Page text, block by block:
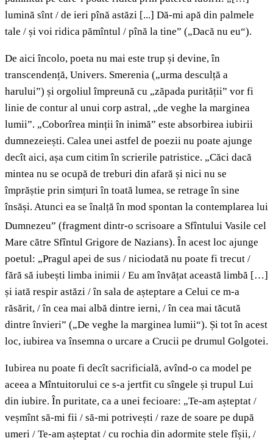
lumină sînt / de ieri pînă astăzi [...] Dă-mi apă din palmele
tale / și voi ridica pămîntul / pînă la tine” („Dacă nu eu“).
De aici încolo, poeta nu mai este trup și devine, în
transcendență, Univers. Smerenia („urma desculță a
harului”) și orgoliul împreună cu „zăpada purității” vor fi
linie de contur al unui corp astral, „de veghe la marginea
lumii”. „Coborîrea minții în inimă” este absorbirea iubirii
dumnezeiești. Calea unei astfel de poezii nu poate ajunge
decît aici, așa cum citim în scrierile patristice. „Căci dacă
mintea nu se ocupă de treburi din afară și nici nu se
împrăștie prin simțuri în toată lumea, se retrage în sine
însăși. Atunci ea se înalță în mod spontan la contemplarea lui
Dumnezeu” (fragment dintr-o scrisoare a Sfîntului Vasile cel
Mare către Sfîntul Grigore de Nazians). În acest loc ajunge
poetul: „Pragul apei de sus / niciodată nu poate fi trecut /
fără să iubești limba inimii / Eu am învățat această limbă […]
și iată respir astăzi / în sala de așteptare a Celui ce m-a
răsărit, / în cea mai albă dintre ierni, / în cea mai tăcută
dintre învieri” („De veghe la marginea lumii“). Și tot în acest
loc, iubirea va însemna o urcare a Crucii pe drumul Golgotei.
Iubirea nu poate fi decît sacrificială, avînd-o ca model pe
aceea a Mîntuitorului ce s-a jertfit cu sîngele și trupul Lui
din iubire. În puritate, ca a unei fecioare: „Te-am așteptat /
veșmînt să-mi fii / să-mi potrivești / raze de soare pe după
umeri / Te-am așteptat / cu rochia din adormite stele fîșii, /